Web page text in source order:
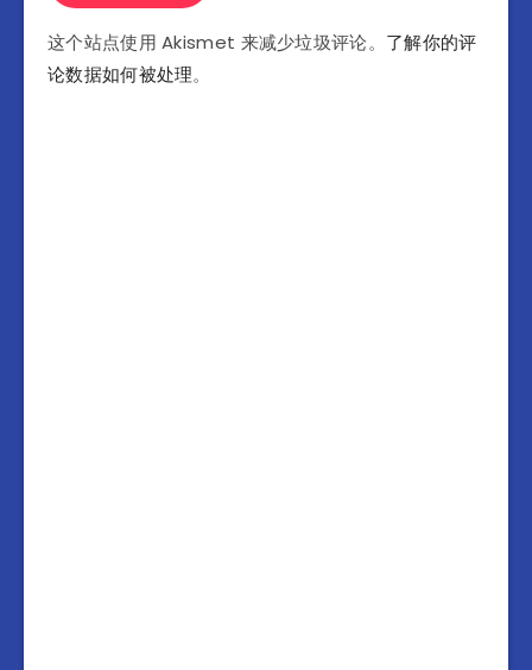
这个站点使用 Akismet 来减少垃圾评论。 了解你的评
论数据如何被处理。